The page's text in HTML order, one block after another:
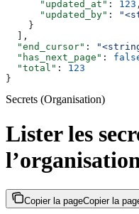
      "updated_at"
: 123 ,
      "updated_by"
:
    }
  ],
  "end_cursor"
:
  "has_next_page"
:
  "total"
: 123
}
Secrets (Organisation)
Lister les
Copier la pageCopier la